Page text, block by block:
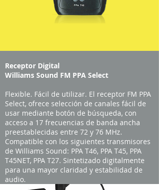
Receptor Digital
Williams Sound FM PPA Select
Flexible. Fácil de utilizar. El receptor FM PPA
Select, ofrece selección de canales fácil de
usar mediante botón de búsqueda, con
acceso a 17 frecuencias de banda ancha
preestablecidas entre 72 y 76 MHz.
Compatible con los siguientes transmisores
de Williams Sound: PPA T46, PPA T45, PPA
T45NET, PPA T27. Sintetizado digitalmente
para una mayor claridad y estabilidad de
audio.